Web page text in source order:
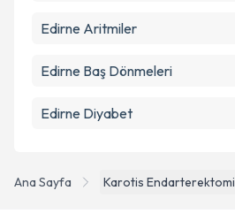
Ana Sayfa Karotis Endarterektomi
Edirne Aritmiler
Edirne Baş Dönmeleri
Edirne Diyabet